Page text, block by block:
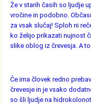
Že v starih časih so ljudje
vročine in podobno.
za vsak slučaj! Sploh ni
ko želijo prikazati nujnost
slike oblog iz črevesja. A
Če ima človek redno
črevesje in je vsako
so šli ljudje na